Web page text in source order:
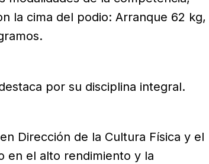
la cima del podio: Arranque 62 kg,
por su disciplina integral.
Dirección de la Cultura Física y el
en el alto rendimiento y la